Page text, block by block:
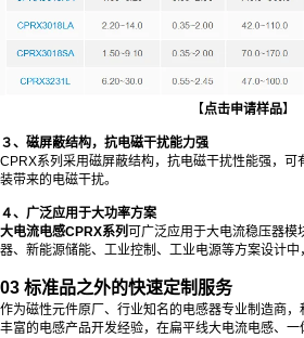
【点击申请样品】
３、磁屏蔽结构，抗电磁干扰能力强
CPRX系列采用磁屏蔽结构，抗电磁干扰性能强，可
装带来的电磁干扰。
４、广泛应用于大功率方案
大电流电感CPRX系列 可广泛应用于大电流稳压器
器、新能源储能、工业控制、工业电源等方案设计中
03 标准品之外的快速定制服务
作为磁性元件原厂、行业知名的电感器专业制造商
丰富的电感产品开发经验，在扁平线大电流电感、